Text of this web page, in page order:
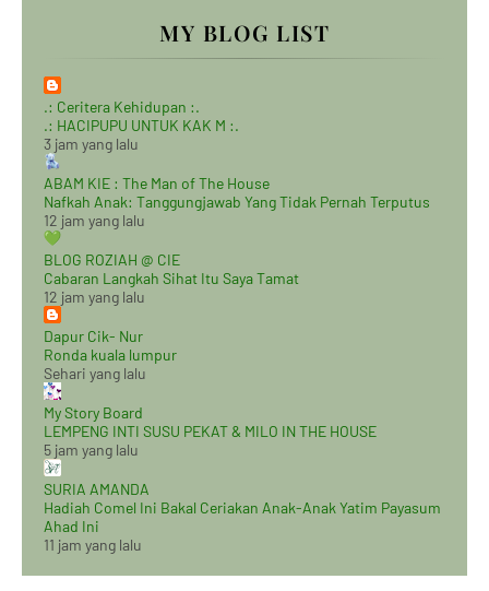
MY BLOG LIST
.: Ceritera Kehidupan :.
.: HACIPUPU UNTUK KAK M :.
3 jam yang lalu
ABAM KIE : The Man of The House
Nafkah Anak: Tanggungjawab Yang Tidak Pernah Terputus
12 jam yang lalu
BLOG ROZIAH @ CIE
Cabaran Langkah Sihat Itu Saya Tamat
12 jam yang lalu
Dapur Cik- Nur
Ronda kuala lumpur
Sehari yang lalu
My Story Board
LEMPENG INTI SUSU PEKAT & MILO IN THE HOUSE
5 jam yang lalu
SURIA AMANDA
Hadiah Comel Ini Bakal Ceriakan Anak-Anak Yatim Payasum
Ahad Ini
11 jam yang lalu